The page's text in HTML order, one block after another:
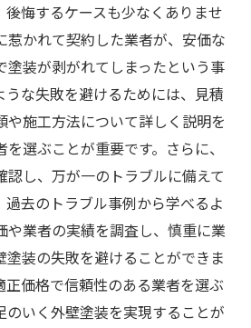
悔するケースも少なくありませ
惹かれて契約した業者が、安価な
塗装が剥がれてしまったという事
な失敗を避けるためには、見積
や施工方法について詳しく説明を
選ぶことが重要です。さらに、
し、万が一のトラブルに備えて
去のトラブル事例から学べるよ
や業者の実績を調査し、慎重に業
装の失敗を避けることができま
正価格で信頼性のある業者を選ぶ
のいく外壁塗装を実現することが